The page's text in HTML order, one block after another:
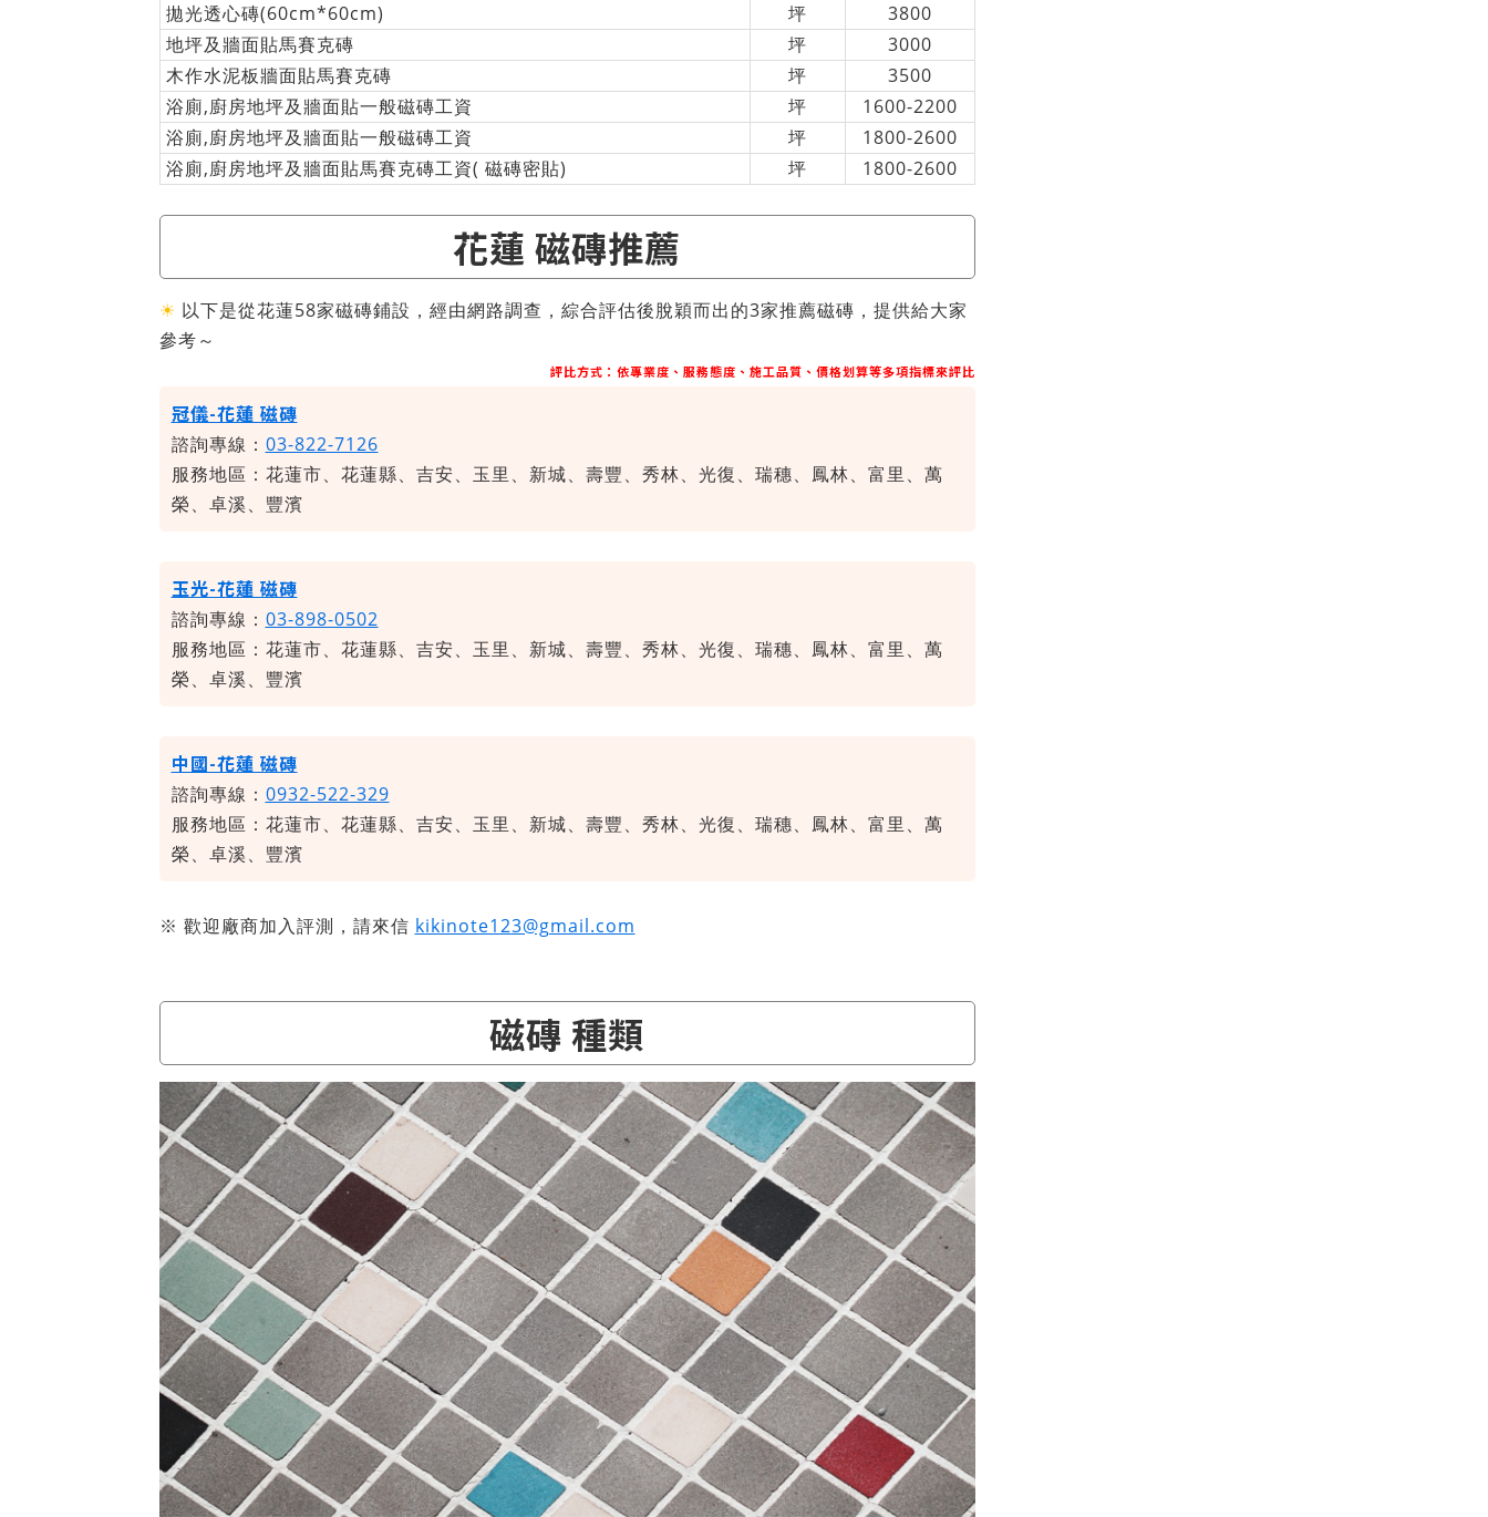
拋光透心磚(60cm*60cm)
坪
3800
地坪及牆面貼馬賽克磚
坪
3000
木作水泥板牆面貼馬賽克磚
坪
3500
浴廁,廚房地坪及牆面貼一般磁磚工資
坪
1600-2200
浴廁,廚房地坪及牆面貼一般磁磚工資
坪
1800-2600
浴廁,廚房地坪及牆面貼馬賽克磚工資( 磁磚密貼)
坪 1800-2600
花蓮 磁磚推薦
☀ 以下是從花蓮58家磁磚鋪設，經由網路調查，綜合評估後脫穎而出的3家推薦磁磚，提供給大家
參考～
評比方式：依專業度、服務態度、施工品質、價格划算等多項指標來評比
冠儀-花蓮 磁磚
諮詢專線： 03-822-7126
服務地區：花蓮市、花蓮縣、吉安、玉里、新城、壽豐、秀林、光復、瑞穗、鳳林、富里、萬
榮、卓溪、豐濱
玉光-花蓮 磁磚
諮詢專線： 03-898-0502
服務地區：花蓮市、花蓮縣、吉安、玉里、新城、壽豐、秀林、光復、瑞穗、鳳林、富里、萬
榮、卓溪、豐濱
中國-花蓮 磁磚
諮詢專線： 0932-522-329
服務地區：花蓮市、花蓮縣、吉安、玉里、新城、壽豐、秀林、光復、瑞穗、鳳林、富里、萬
榮、卓溪、豐濱
※ 歡迎廠商加入評測，請來信 kikinote123@gmail.com
磁磚 種類